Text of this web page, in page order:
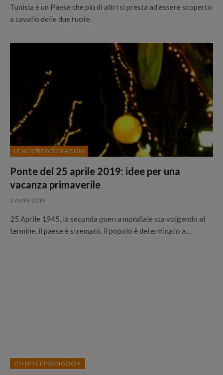
Tunisia è un Paese che più di altri si presta ad essere scoperto
a cavallo delle due ruote.
LE NOSTRE DESTINAZIONI
Ponte del 25 aprile 2019: idee per una
vacanza primaverile
2 Aprile 2019
25 Aprile 1945, la seconda guerra mondiale sta volgendo al
termine, il paese è stremato, il popolo è determinato a…
OFFERTE E PROMOZIONI